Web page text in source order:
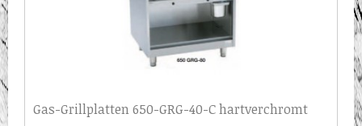
Gas-Grillplatten 650-GRG-40-C hartverchromt